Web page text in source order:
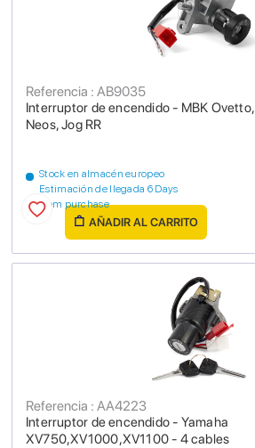
Interruptor de encendido - MBK
Neos, Jog RR
Referencia : AB9035
Stock en almacén europeo
Estimación de llegada 6 Days
from purchase
AÑADIR AL CARRITO
Interruptor de encendido - Yamaha
XV750,XV1000,XV1100 - 4 cables
Referencia : AA4223